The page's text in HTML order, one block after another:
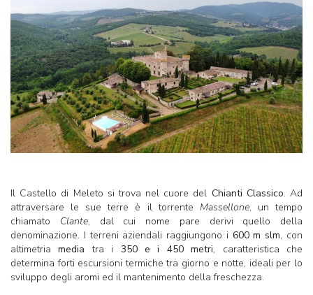
Il Castello di Meleto si trova nel cuore del Chianti Classico. Ad
attraversare le sue terre è il torrente Massellone, un tempo
chiamato Clante, dal cui nome pare derivi quello della
denominazione. I terreni aziendali raggiungono i 600 m slm, con
altimetriamedia tra i 350 e i 450 metri, caratteristica che
determina forti escursioni termiche tra giorno e notte, ideali per lo
sviluppo degli aromi ed il mantenimento della freschezza.